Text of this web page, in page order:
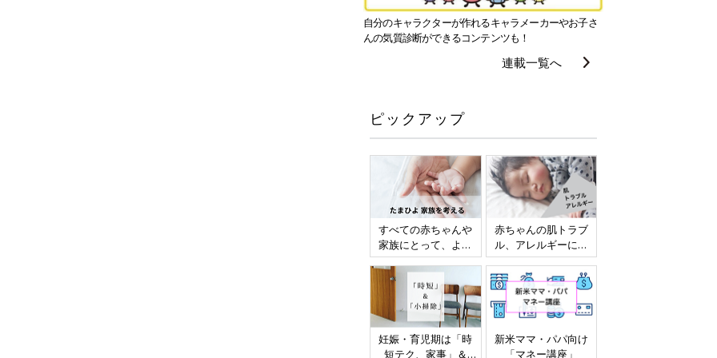
自分のキャラクターが作れるキャラメーカーやお子さ
んの気質診断ができるコンテンツも！
連載一覧へ
ピックアップ
すべての赤ちゃんや
家族にとって、より
よい社会・環境とな
ることをめざしてさ
まざまな課題を取材
し、発信していきま
す
赤ちゃんの肌トラブ
ル、アレルギーにつ
いて
妊娠・育児期は「時
短テク、家事」＆
新米ママ・パパ向け
「マネー講座」